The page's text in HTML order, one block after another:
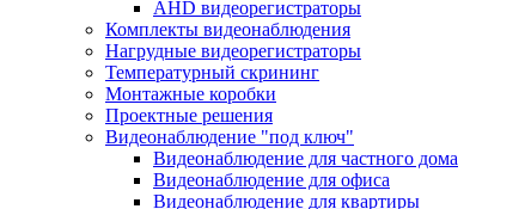
AHD видеорегистраторы
Комплекты видеонаблюдения
Нагрудные видеорегистраторы
Температурный скрининг
Монтажные коробки
Проектные решения
Видеонаблюдение "под ключ"
Видеонаблюдение для частного дома
Видеонаблюдение для офиса
Видеонаблюдение для квартиры